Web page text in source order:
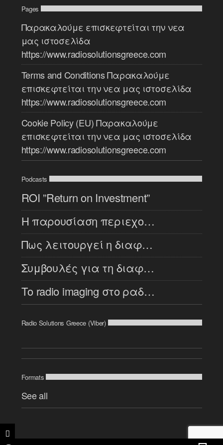
Pages
Παρακαλούμε επισκεφτείται την νεα
μας ιστοσελίδα
https://www.radiosolutionsgreece.com
Terms and Conditions Παρακαλούμε
επισκεφτείται την νεα μας ιστοσελίδα
https://www.radiosolutionsgreece.com
Cookie Policy (EU) Παρακαλούμε
επισκεφτείται την νεα μας ιστοσελίδα
https://www.radiosolutionsgreece.com
Podcasts
ROI ”Return on Investment”
H παρουσίαση περιεχομένου στο ραδιόφωνο [...]
Πως λειτουργεί η διαφήμιση στο ραδιόφωνο [...]
Συμβουλές για τη διαφήμιση στο ραδιόφωνο [...]
Το radio imaging στο ραδιόφωνο
Radio Solutions Greece (Viber)
Formats
See all